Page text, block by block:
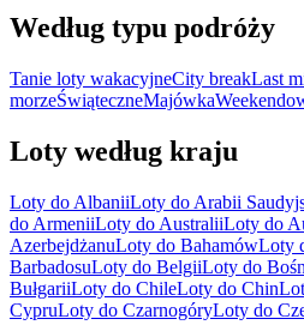
Według typu podróży
Tanie loty wakacyjneCity breakLast
morzeŚwiąteczneMajówka
Loty według kraju
Loty do AlbaniiLoty do Arabii
do ArmeniiLoty do AustraliiLoty do
AzerbejdżanuLoty do BahamówLoty
BarbadosuLoty do BelgiiLoty do
BułgariiLoty do ChileLoty do Chin
CypruLoty do CzarnogóryLoty do